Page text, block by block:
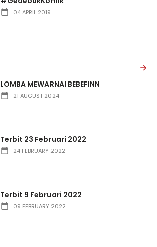
04 APRIL 2019
LOMBA MEWARNAI BEBEFINN
21 AUGUST 2024
Terbit 23 Februari 2022
24 FEBRUARY 2022
Terbit 9 Februari 2022
09 FEBRUARY 2022